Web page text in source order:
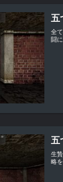
五
全
闘
五
生
略